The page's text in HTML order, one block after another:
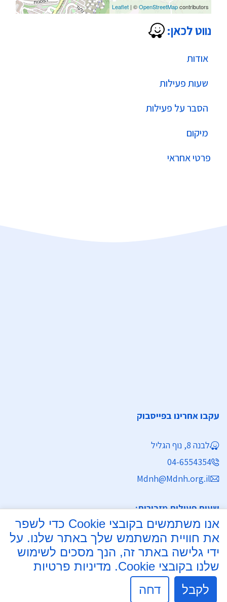
אודות
שעות פעילות
הסבר על פעילות
מיקום
פרטי אחראי
Leaflet | ©OpenStreetMapcontributors
נווט לכאן:
עקבו אחרינו בפייסבוק
לבנה 8, נוף הגליל
04-6554354
Mdnh@Mdnh.org.il
שעות פעילות מזכירות:
ימים א' - ה' 8:30 - 16:30
מחלקת נישואין
ימים א', ב', ד', ה' 8:00 - 15:30
יום ג' 8:00 - 17:30 רצוף
אנו משתמשים בקובצי Cookie כדי לשפר
את חוויית המשתמש שלך באתר שלנו. על
ידי גלישה באתר זה, הנך מסכים לשימוש
שלנו בקובצי Cookie.
מדיניות פרטיות
לקבל
דחה